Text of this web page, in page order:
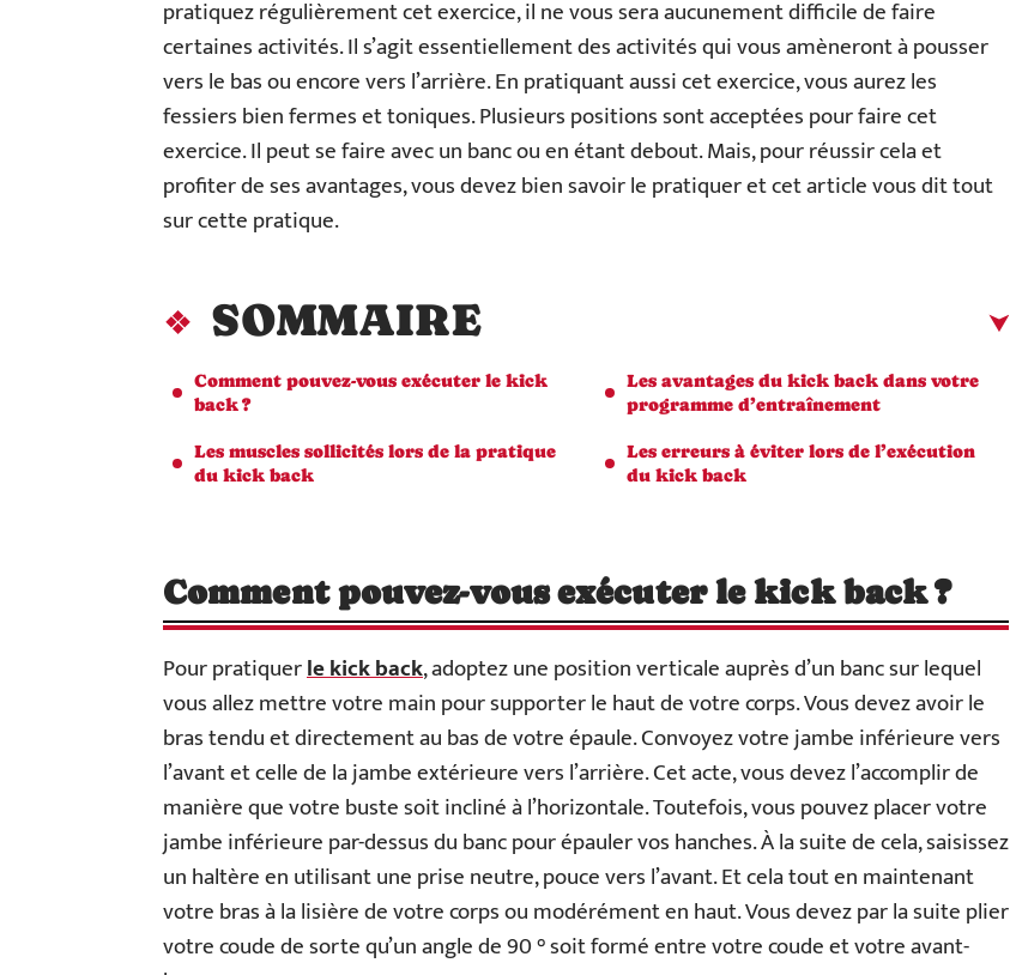
pratiquez régulièrement cet exercice, il ne vous sera aucunement difficile de faire
certaines activités. Il s’agit essentiellement des activités qui vous amèneront à pousser
vers le bas ou encore vers l’arrière. En pratiquant aussi cet exercice, vous aurez les
fessiers bien fermes et toniques. Plusieurs positions sont acceptées pour faire cet
exercice. Il peut se faire avec un banc ou en étant debout. Mais, pour réussir cela et
profiter de ses avantages, vous devez bien savoir le pratiquer et cet article vous dit tout
sur cette pratique.
SOMMAIRE
Comment pouvez-vous exécuter le kick
back ?
Les muscles sollicités lors de la pratique
du kick back
Les avantages du kick back dans votre
programme d’entraînement
Les erreurs à éviter lors de l’exécution
du kick back
Comment pouvez-vous exécuter le kick back ?
Pour pratiquerle kick back, adoptez une position verticale auprès d’un banc sur lequel
vous allez mettre votre main pour supporter le haut de votre corps. Vous devez avoir le
bras tendu et directement au bas de votre épaule. Convoyez votre jambe inférieure vers
l’avant et celle de la jambe extérieure vers l’arrière. Cet acte, vous devez l’accomplir de
manière que votre buste soit incliné à l’horizontale. Toutefois, vous pouvez placer votre
jambe inférieure par-dessus du banc pour épauler vos hanches. À la suite de cela, saisissez
un haltère en utilisant une prise neutre, pouce vers l’avant. Et cela tout en maintenant
votre bras à la lisière de votre corps ou modérément en haut. Vous devez par la suite plier
votre coude de sorte qu’un angle de 90 ° soit formé entre votre coude et votre avant-